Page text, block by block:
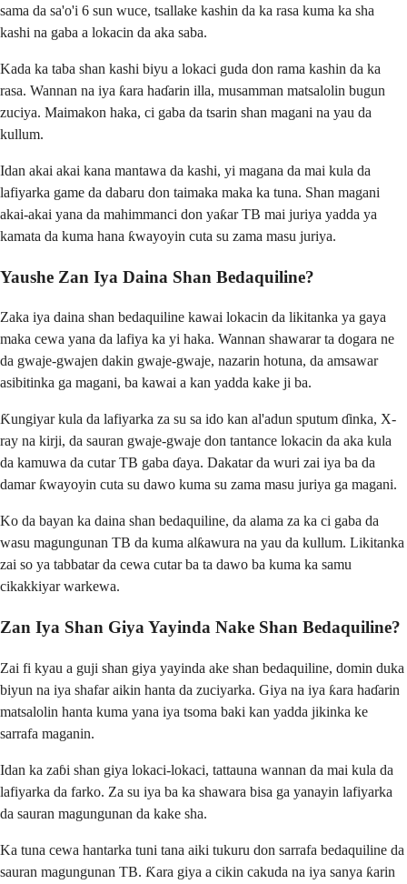
sama da sa'o'i 6 sun wuce, tsallake kashin da ka rasa kuma ka sha
kashi na gaba a lokacin da aka saba.
Kada ka taba shan kashi biyu a lokaci guda don rama kashin da ka
rasa. Wannan na iya ƙara haɗarin illa, musamman matsalolin bugun
zuciya. Maimakon haka, ci gaba da tsarin shan magani na yau da
kullum.
Idan akai akai kana mantawa da kashi, yi magana da mai kula da
lafiyarka game da dabaru don taimaka maka ka tuna. Shan magani
akai-akai yana da mahimmanci don yaƙar TB mai juriya yadda ya
kamata da kuma hana ƙwayoyin cuta su zama masu juriya.
Yaushe Zan Iya Daina Shan Bedaquiline?
Zaka iya daina shan bedaquiline kawai lokacin da likitanka ya gaya
maka cewa yana da lafiya ka yi haka. Wannan shawarar ta dogara ne
da gwaje-gwajen dakin gwaje-gwaje, nazarin hotuna, da amsawar
asibitinka ga magani, ba kawai a kan yadda kake ji ba.
Ƙungiyar kula da lafiyarka za su sa ido kan al'adun sputum ɗinka, X-
ray na kirji, da sauran gwaje-gwaje don tantance lokacin da aka kula
da kamuwa da cutar TB gaba ɗaya. Dakatar da wuri zai iya ba da
damar ƙwayoyin cuta su dawo kuma su zama masu juriya ga magani.
Ko da bayan ka daina shan bedaquiline, da alama za ka ci gaba da
wasu magungunan TB da kuma alƙawura na yau da kullum. Likitanka
zai so ya tabbatar da cewa cutar ba ta dawo ba kuma ka samu
cikakkiyar warkewa.
Zan Iya Shan Giya Yayinda Nake Shan Bedaquiline?
Zai fi kyau a guji shan giya yayinda ake shan bedaquiline, domin duka
biyun na iya shafar aikin hanta da zuciyarka. Giya na iya ƙara haɗarin
matsalolin hanta kuma yana iya tsoma baki kan yadda jikinka ke
sarrafa maganin.
Idan ka zaɓi shan giya lokaci-lokaci, tattauna wannan da mai kula da
lafiyarka da farko. Za su iya ba ka shawara bisa ga yanayin lafiyarka
da sauran magungunan da kake sha.
Ka tuna cewa hantarka tuni tana aiki tukuru don sarrafa bedaquiline da
sauran magungunan TB. Ƙara giya a cikin cakuda na iya sanya ƙarin